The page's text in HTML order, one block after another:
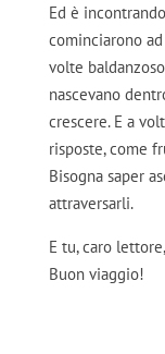
Ed è
cominciarono
volte
nascevano
crescere. E a
risposte, come
Bisogna saper
attraversarli.
E tu, caro
Buon viaggio!